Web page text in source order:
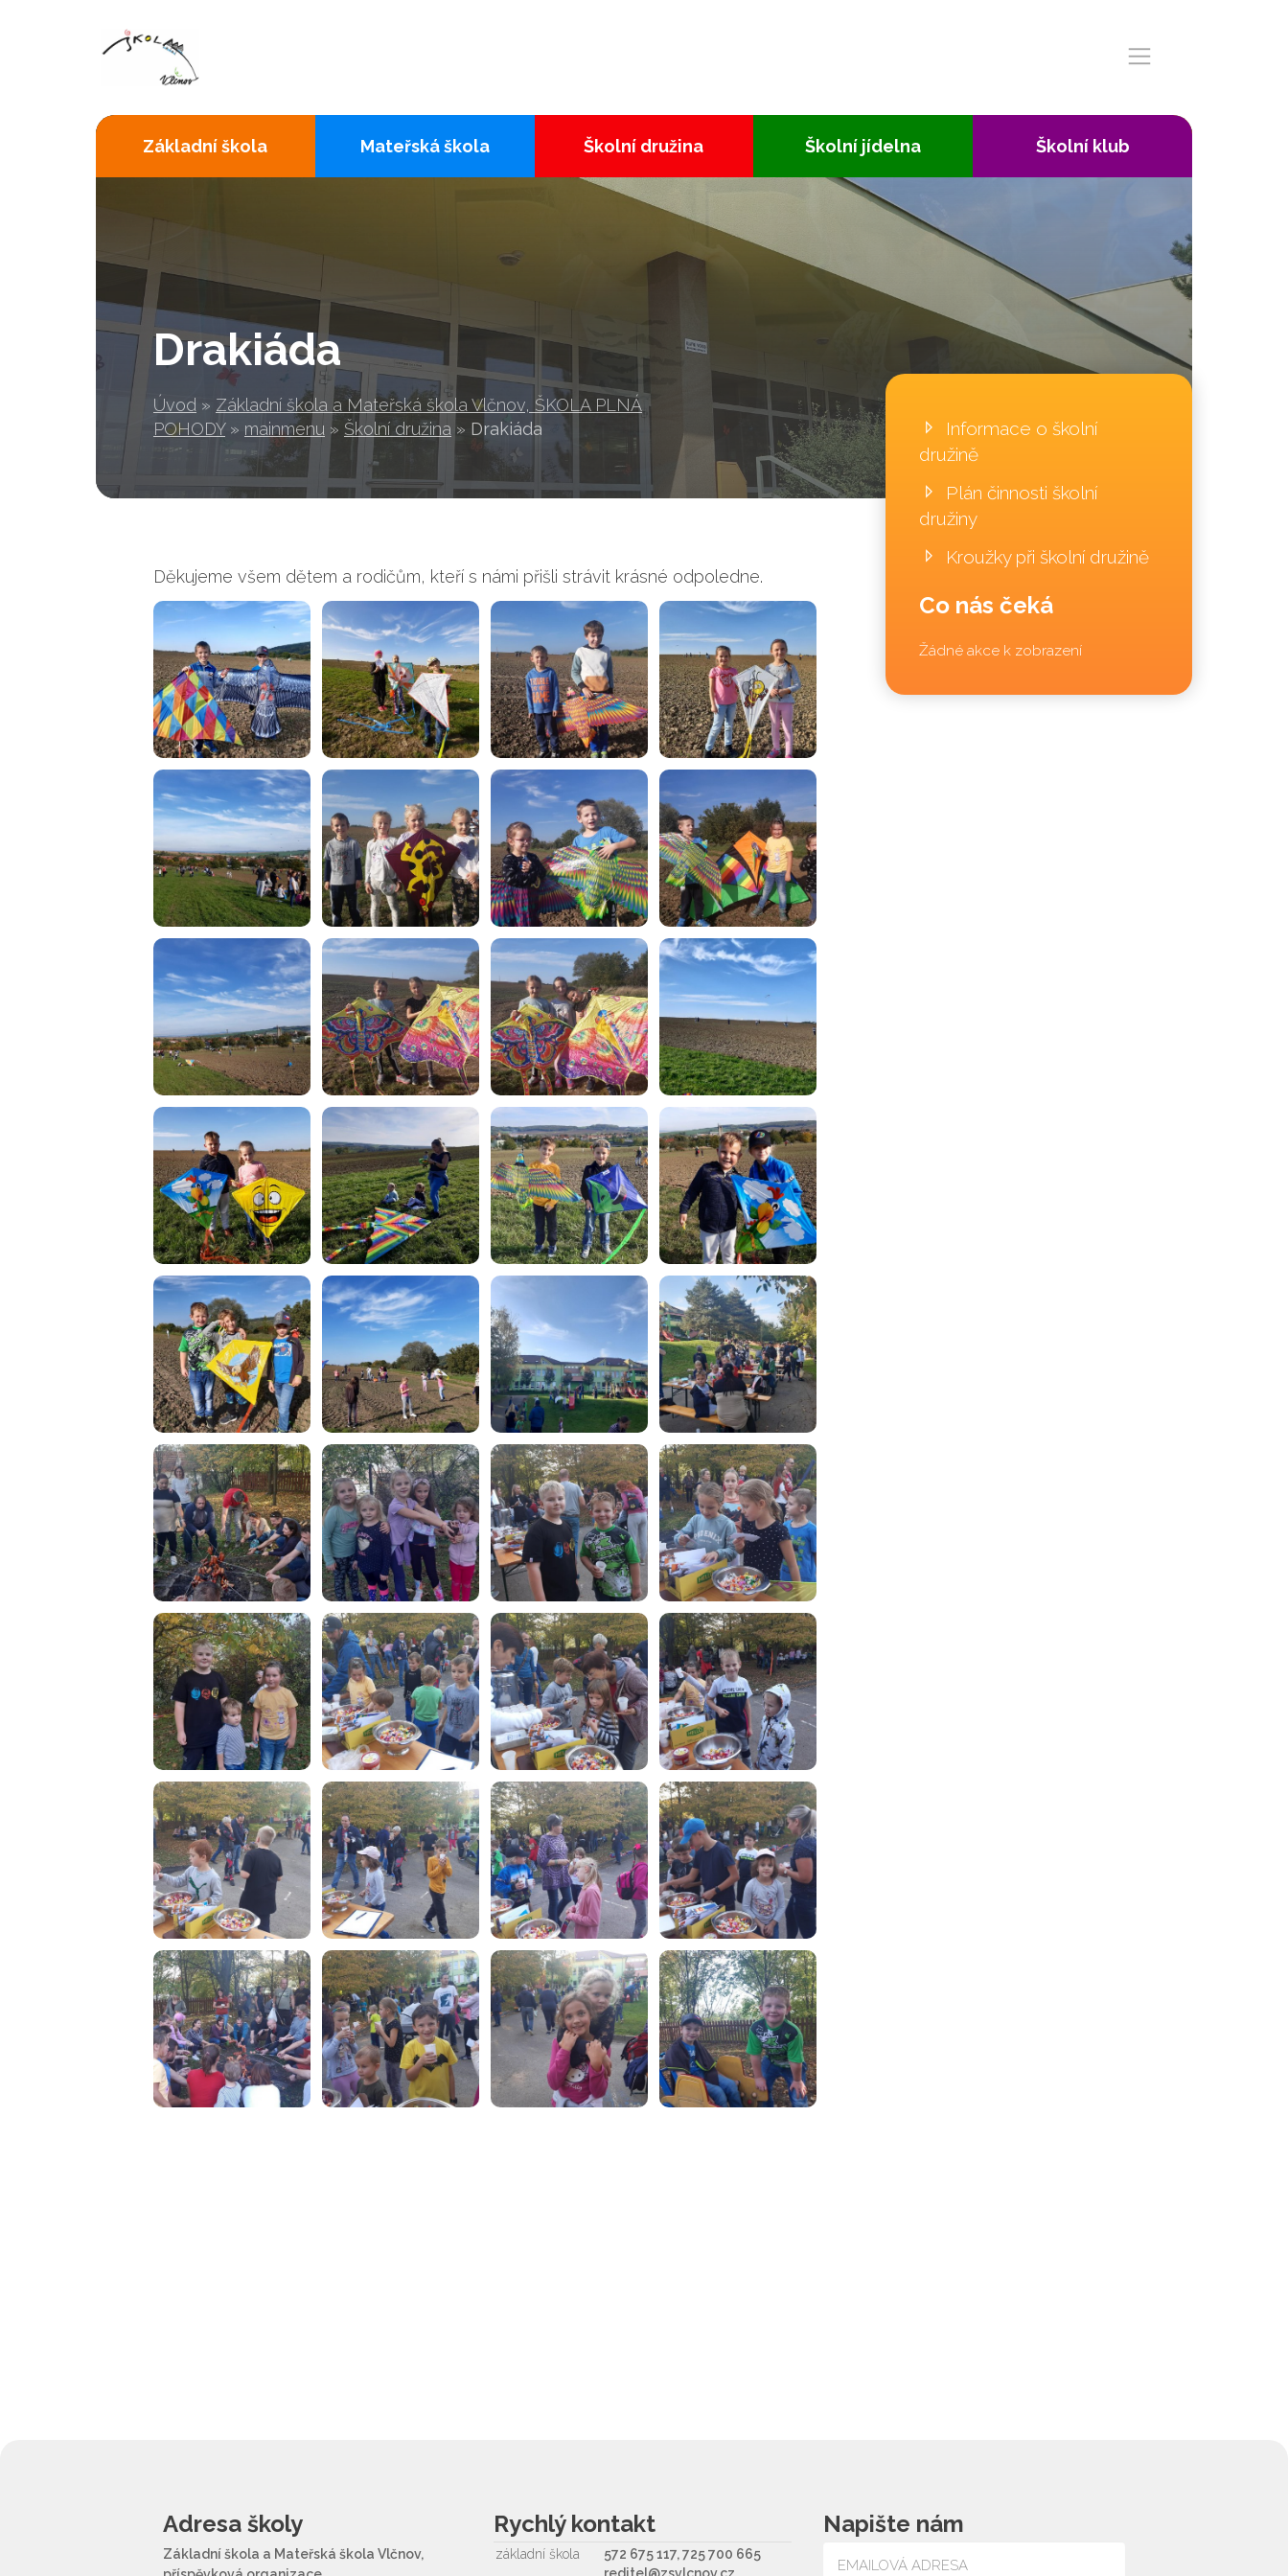
Drakiáda
Úvod » Základní škola a Mateřská škola Vlčnov, ŠKOLA PLNÁ
POHODY » mainmenu » Školní družina » Drakiáda
Základní škola Mateřská škola Školní družina Školní jídelna Školní klub
Děkujeme všem dětem a rodičům, kteří s námi přišli strávit krásné odpoledne.
Informace o školní
družině
Plán činnosti školní
družiny
Kroužky při školní družině
Co nás čeká
Žádné akce k zobrazení
Adresa školy
Základní škola a Mateřská škola Vlčnov,
Rychlý kontakt
základní škola
572 675 117, 725 700 665
reditel@zsvlcnov.cz
Napište nám